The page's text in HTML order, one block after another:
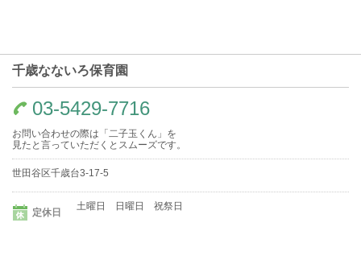
千歳なないろ保育園
03-5429-7716
お問い合わせの際は「二子玉くん」を
見たと言っていただくとスムーズです。
世田谷区千歳台3-17-5
定休日
土曜日 日曜日 祝祭日